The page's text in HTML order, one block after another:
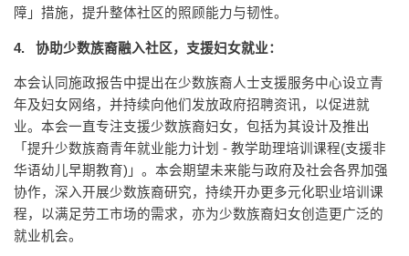
障」措施，提升整体社区的照顾能力与韧性。
4. 协助少数族裔融入社区，支援妇女就业：
本会认同施政报告中提出在少数族裔人士支援服务中心设立青
年及妇女网络，并持续向他们发放政府招聘资讯，以促进就
业。本会一直专注支援少数族裔妇女，包括为其设计及推出
「提升少数族裔青年就业能力计划 - 教学助理培训课程(支援非
华语幼儿早期教育)」。本会期望未来能与政府及社会各界加强
协作，深入开展少数族裔研究，持续开办更多元化职业培训课
程，以满足劳工市场的需求，亦为少数族裔妇女创造更广泛的
就业机会。